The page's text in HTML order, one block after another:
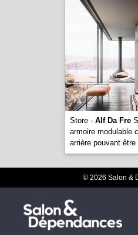
Store - Alf Da Fre
armoire modulable
arrière pouvant être
© 2026 Salon &